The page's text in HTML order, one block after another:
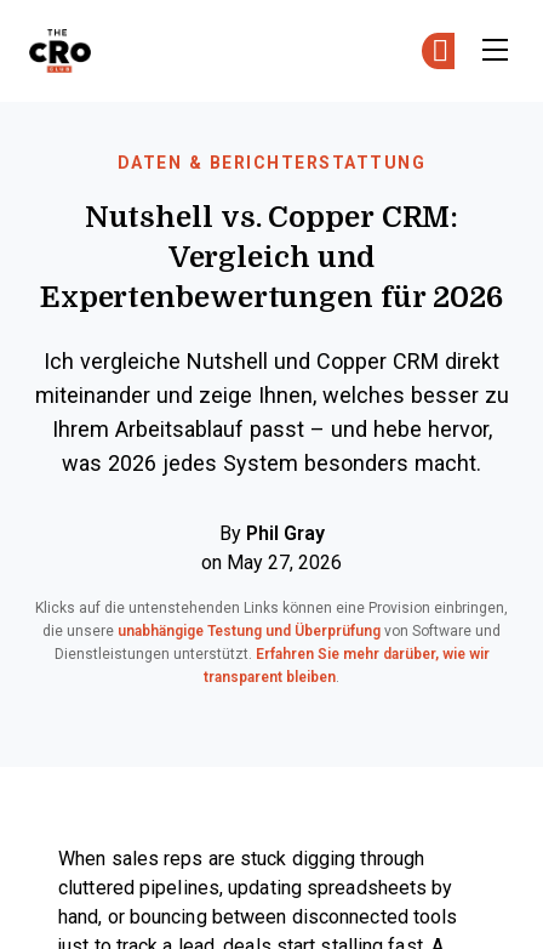
DATEN & BERICHTERSTATTUNG
Nutshell vs. Copper CRM:
Vergleich und
Expertenbewertungen für 2026
Ich vergleiche Nutshell und Copper CRM direkt
miteinander und zeige Ihnen, welches besser zu
Ihrem Arbeitsablauf passt – und hebe hervor,
was 2026 jedes System besonders macht.
By Phil Gray
on May 27, 2026
Klicks auf die untenstehenden Links können eine Provision einbringen,
die unsere unabhängige Testung und Überprüfung von Software und
Dienstleistungen unterstützt. Erfahren Sie mehr darüber, wie wir
transparent bleiben.
When sales reps are stuck digging through
cluttered pipelines, updating spreadsheets by
hand, or bouncing between disconnected tools